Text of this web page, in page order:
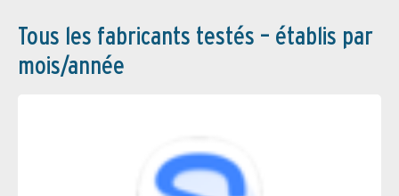
Tous les fabricants testés – établis par
mois/année